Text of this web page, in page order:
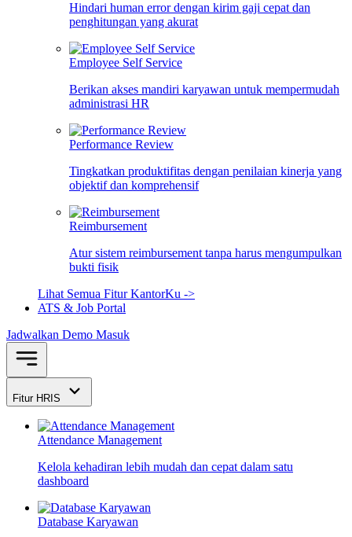
Hindari human error dengan kirim gaji cepat dan
penghitungan yang akurat
Employee Self Service
Berikan akses mandiri karyawan untuk mempermudah
administrasi HR
Performance Review
Tingkatkan produktifitas dengan penilaian kinerja yang
objektif dan komprehensif
Reimbursement
Atur sistem reimbursement tanpa harus mengumpulkan
bukti fisik
Lihat Semua Fitur KantorKu ->
ATS & Job Portal
Jadwalkan Demo Masuk
Fitur HRIS
Attendance Management
Kelola kehadiran lebih mudah dan cepat dalam satu
dashboard
Database Karyawan